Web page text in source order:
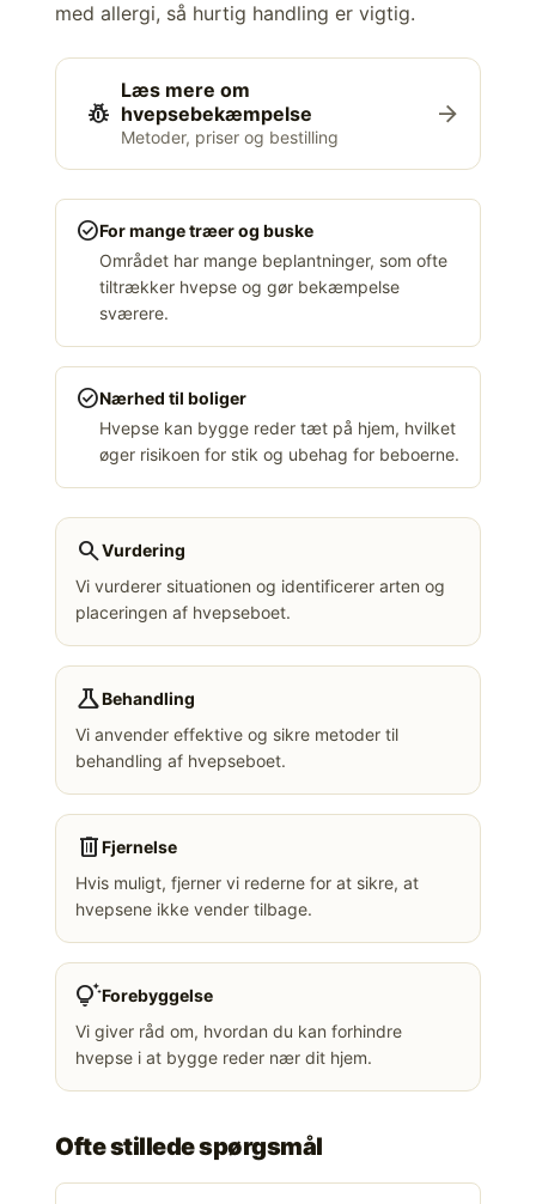
med allergi, så hurtig handling er vigtig.
pest_control
Læs mere om
hvepsebekæmpelse
Metoder, priser og bestilling
arrow_forward
check_circleFor mange træer og buske
Området har mange beplantninger, som ofte
tiltrækker hvepse og gør bekæmpelse
sværere.
check_circleNærhed til boliger
Hvepse kan bygge reder tæt på hjem, hvilket
øger risikoen for stik og ubehag for beboerne.
searchVurdering
Vi vurderer situationen og identificerer arten og
placeringen af hvepseboet.
scienceBehandling
Vi anvender effektive og sikre metoder til
behandling af hvepseboet.
deleteFjernelse
Hvis muligt, fjerner vi rederne for at sikre, at
hvepsene ikke vender tilbage.
tips_and_updatesForebyggelse
Vi giver råd om, hvordan du kan forhindre
hvepse i at bygge reder nær dit hjem.
Ofte stillede spørgsmål